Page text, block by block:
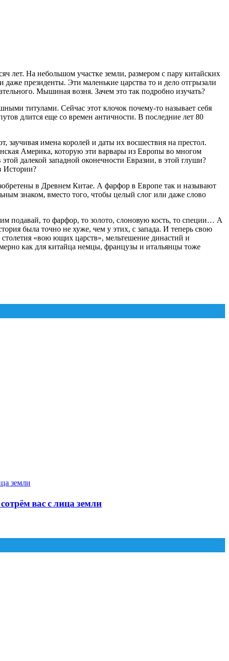
лет. На небольшом участке земли, размером с пару китайских
президенты. Эти маленькие царства то и дело отгрызали
Мышиная возня. Зачем это так подробно изучать?
титулами. Сейчас этот клочок почему-то называет себя
длится еще со времен античности. В последние лет 80
заучивая имена королей и даты их восшествия на престол.
Америка, которую эти варвары из Европы во многом
далекой западной оконечности Евразии, в этой глуши?
Истории?
в Древнем Китае. А фарфор в Европе так и называют
знаком, вместо того, чтобы целый слог или даже слово
подавай, то фарфор, то золото, слоновую кость, то специи… А
была точно не хуже, чем у этих, с запада. И теперь свою
«вою ющих царств», мельтешение династий и
как для китайца немцы, французы и итальянцы тоже
вас с лица земли